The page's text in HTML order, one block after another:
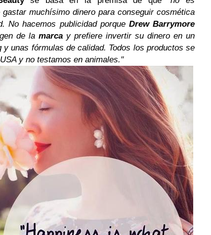
gastar muchísimo dinero para conseguir cosmética
No hacemos publicidad porque Drew Barrymore
de la marca y prefiere invertir su dinero en un
y unas fórmulas de calidad. Todos los productos se
y no testamos en animales."